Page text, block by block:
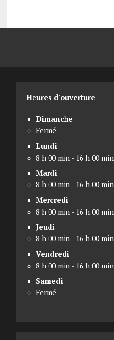
Heures d'ouverture
Dimanche
Fermé
Lundi
8 h 00 min - 16 h 00 min
Mardi
8 h 00 min - 16 h 00 min
Mercredi
8 h 00 min - 16 h 00 min
Jeudi
8 h 00 min - 16 h 00 min
Vendredi
8 h 00 min - 16 h 00 min
Samedi
Fermé